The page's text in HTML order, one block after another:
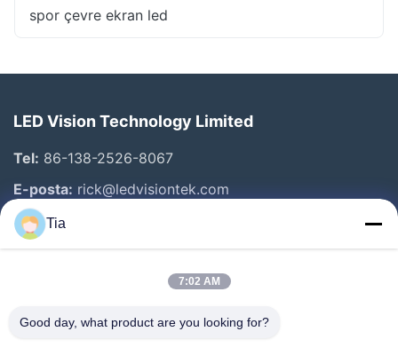
spor çevre ekran led
LED Vision Technology Limited
Tel: 86-138-2526-8067
E-posta: rick@ledvisiontek.com
Hızlı Bağlantılar
Ürün:% S
Tia
7:02 AM
Good day, what product are you looking for?